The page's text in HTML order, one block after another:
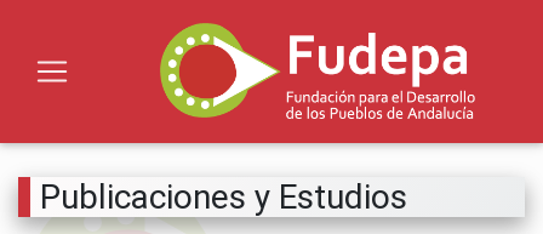
Publicaciones y Estudios